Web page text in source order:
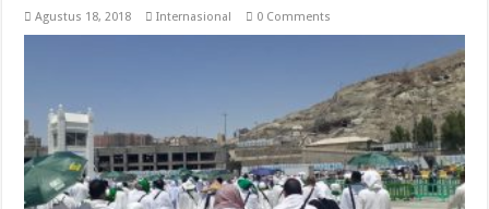
Agustus 18, 2018 Internasional 0 Comments